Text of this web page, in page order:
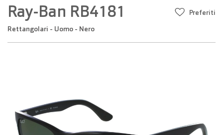
Ray-Ban RB4181
Rettangolari - Uomo - Nero
Preferiti